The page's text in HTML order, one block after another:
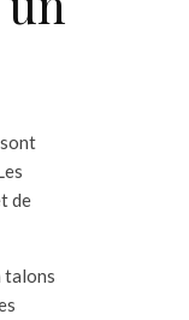
de
talons